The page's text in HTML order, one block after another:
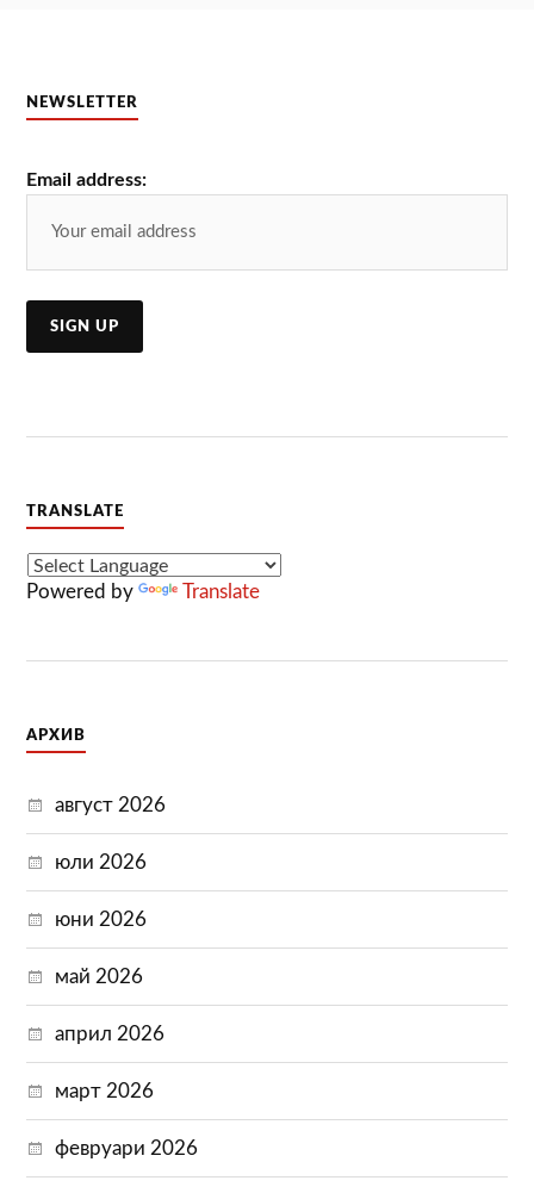
NEWSLETTER
Email address:
TRANSLATE
Powered by Translate
АРХИВ
август 2026
юли 2026
юни 2026
май 2026
април 2026
март 2026
февруари 2026